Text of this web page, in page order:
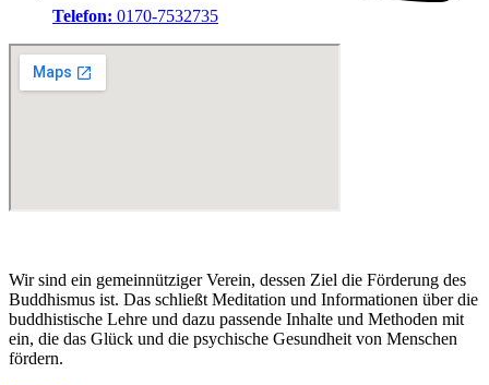
Telefon: 0170-7532735
Wir sind ein gemeinnütziger Verein, dessen Ziel die Förderung des
Buddhismus ist. Das schließt Meditation und Informationen über die
buddhistische Lehre und dazu passende Inhalte und Methoden mit
ein, die das Glück und die psychische Gesundheit von Menschen
fördern.